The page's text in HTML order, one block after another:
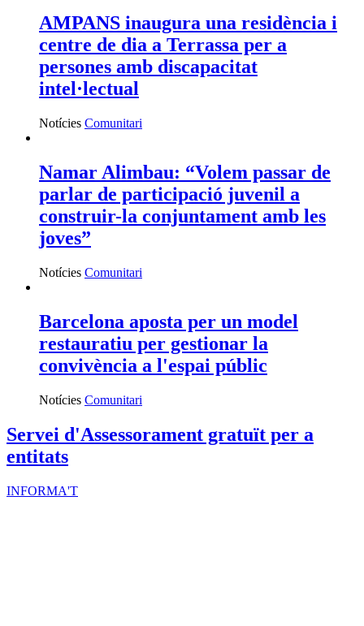
AMPANS inaugura una residència i
centre de dia a Terrassa per a
persones amb discapacitat
intel·lectual
Notícies Comunitari
Namar Alimbau: “Volem passar de
parlar de participació juvenil a
construir-la conjuntament amb les
joves”
Notícies Comunitari
Barcelona aposta per un model
restauratiu per gestionar la
convivència a l'espai públic
Notícies Comunitari
Servei d'Assessorament gratuït per a
entitats
INFORMA'T